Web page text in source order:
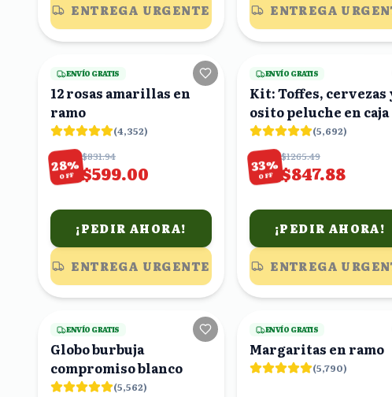
ENTREGA URGENTE ENTREGA
18viendo
ENVÍO GRATIS
12 rosas amarillas en
ramo
(4,352)
28%
OFF
$831.94
$599.00
¡PEDIR AHORA!
ENTREGA URGENTE
25
ENVÍO GRATIS
Kit: Toffes, cervezas
osito peluche en caja
(5,692)
33%
OFF
$1265.49
$847.88
¡PEDIR AHORA!
ENTREGA
23viendo
ENVÍO GRATIS
Globo burbuja
compromiso blanco
(5,562)
25
ENVÍO GRATIS
Margaritas en ramo
(5,790)